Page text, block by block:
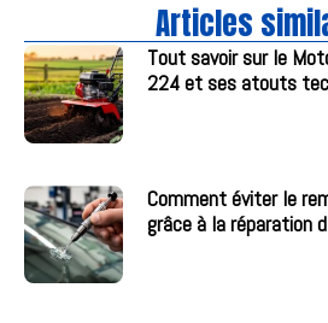
Articles
Tout savoir sur le
224 et ses atouts
Comment éviter le
grâce à la réparation